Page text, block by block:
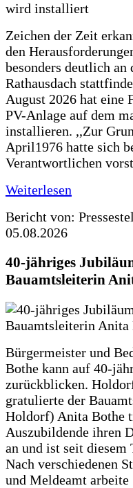
Zeichen der Zeit
den
besonders deutlich
Rathausdach
August 2026 hat eine
PV-Anlage auf dem
installieren. ,,Zur
April1976 hatte sich
Verantwortlichen
Weiterlesen
Bericht von:
05.08.2026
40-jähriges
Bauamtsleiterin
Bürgermeister und
Bothe kann auf 40-
zurückblicken.
gratulierte der
Holdorf) Anita Bothe
Auszubildende ihren
an und ist seit diesem
Nach verschiedenen
und Meldeamt arbeite